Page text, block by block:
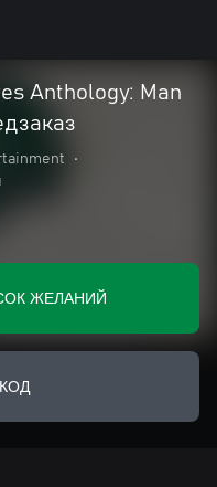
Anthology: Man
•
ЖЕЛАНИЙ